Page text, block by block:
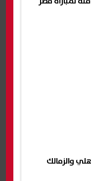
والزمالك